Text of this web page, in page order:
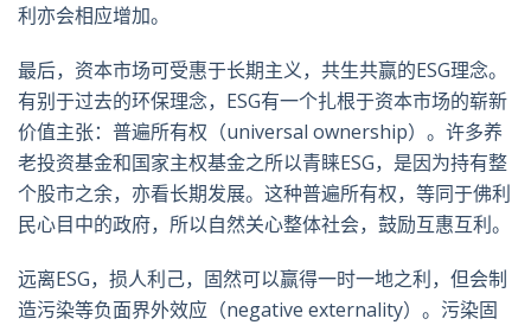
利亦会相应增加。
最后，资本市场可受惠于长期主义，共生共赢的ESG理念。
有别于过去的环保理念，ESG有一个扎根于资本市场的崭新
价值主张：普遍所有权（universal ownership）。许多养
老投资基金和国家主权基金之所以青睐ESG，是因为持有整
个股市之余，亦看长期发展。这种普遍所有权，等同于佛利
民心目中的政府，所以自然关心整体社会，鼓励互惠互利。
远离ESG，损人利己，固然可以赢得一时一地之利，但会制
造污染等负面界外效应（negative externality）。污染固